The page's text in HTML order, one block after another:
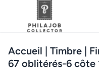
Accueil | Timbre |
67 oblitérés-6 côte